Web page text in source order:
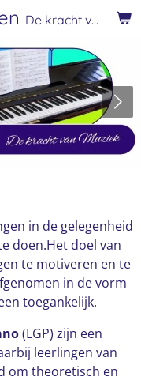
De kracht van muziek
in de gelegenheid
doen.Het doel van
te motiveren en te
in de vorm
toegankelijk.
(LGP) zijn een
leerlingen van
om theoretisch en